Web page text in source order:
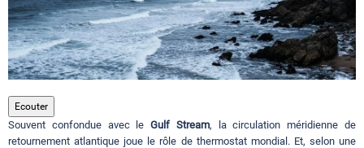
Régions
Hotels
Evenements
Ecouter
Souvent confondue avec leGulf Stream, la circulation méridienne de
retournement atlantique joue le rôle de thermostat mondial. Et, selon une